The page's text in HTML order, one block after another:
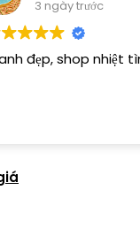
3 ngày trước
đẹp, shop nhiệt